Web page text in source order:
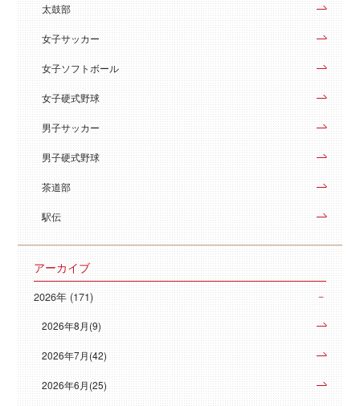
太鼓部
女子サッカー
女子ソフトボール
女子硬式野球
男子サッカー
男子硬式野球
茶道部
駅伝
アーカイブ
2026年 (171)
2026年8月(9)
2026年7月(42)
2026年6月(25)